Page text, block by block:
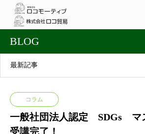
BLOG
最新記事
コラム
一般社団法人認定 SDGs マ
受講完了！